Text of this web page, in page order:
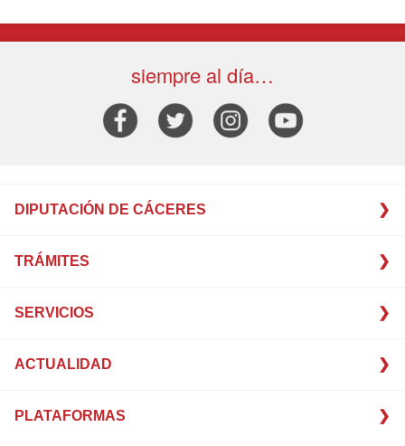
siempre al día…
DIPUTACIÓN DE CÁCERES
TRÁMITES
SERVICIOS
ACTUALIDAD
PLATAFORMAS